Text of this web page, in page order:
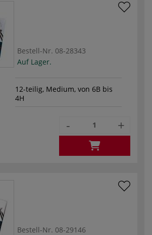
Bestell-Nr. 08-28343
Auf Lager.
12-teilig, Medium, von 6B bis
4H
- +
Bestell-Nr. 08-29146